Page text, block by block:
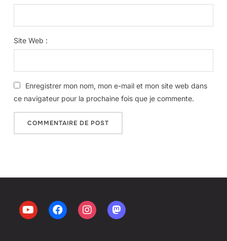
Site Web :
Enregistrer mon nom, mon e-mail et mon site web dans
ce navigateur pour la prochaine fois que je commente.